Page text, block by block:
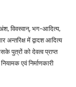
विवस्वान्, भग-आदित्य,
अन्तरिक्ष में द्वादश आदित्य
पुत्रों को देवत्व प्राप्त
एवं निर्माणकारी